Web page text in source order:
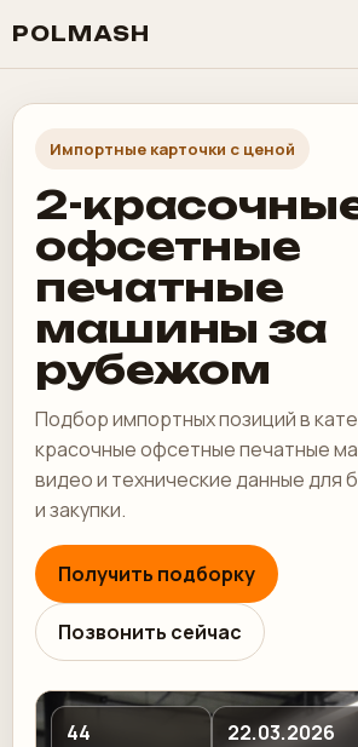
POLMASH
Импортные карточки с ценой
2-
офсетные
печатные
машины за
рубежом
Подбор импортных позиций в
красочные офсетные печатные
видео и технические данные для
и закупки.
Получить подборку
Позвонить сейчас
44 22.03.2026